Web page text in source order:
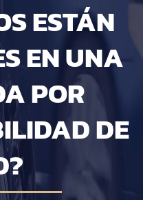
ESTÁN
EN UNA
POR
DE